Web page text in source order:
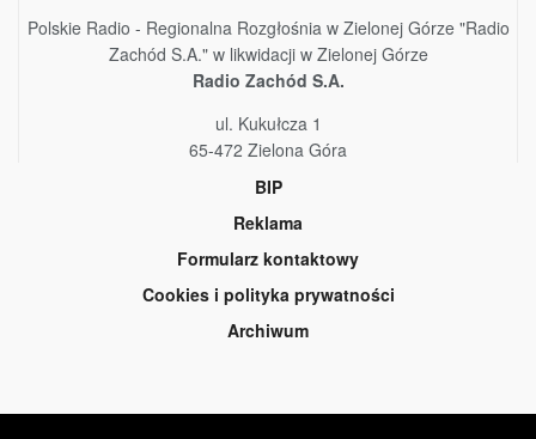
Polskie Radio - Regionalna Rozgłośnia w Zielonej Górze "Radio
Zachód S.A." w likwidacji w Zielonej Górze
Radio Zachód S.A.
ul. Kukułcza 1
65-472 Zielona Góra
BIP
Reklama
Formularz kontaktowy
Cookies i polityka prywatności
Archiwum